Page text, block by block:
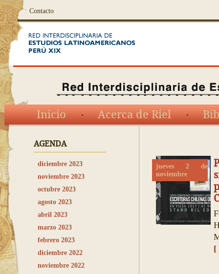
Contacto
Inicio Acerca de Riel
AGENDA
diciembre 2023
noviembre 2023
octubre 2023
agosto 2023
abril 2023
marzo 2023
febrero 2023
diciembre 2022
noviembre 2022
jueves 2 de
noviembre
[